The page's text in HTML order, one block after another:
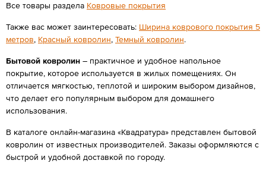
Все товары раздела Ковровые покрытия
Также вас может заинтересовать: Ширина коврового покрытия 5
метров, Красный ковролин, Темный ковролин.
Бытовой ковролин – практичное и удобное напольное
покрытие, которое используется в жилых помещениях. Он
отличается мягкостью, теплотой и широким выбором дизайнов,
что делает его популярным выбором для домашнего
использования.
В каталоге онлайн-магазина «Квадратура» представлен бытовой
ковролин от известных производителей. Заказы оформляются с
быстрой и удобной доставкой по городу.